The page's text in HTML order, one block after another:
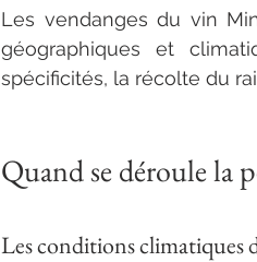
Les vendanges du vin
géographiques et
spécificités, la récolte du
Quand se déroule la
Les conditions climatiques